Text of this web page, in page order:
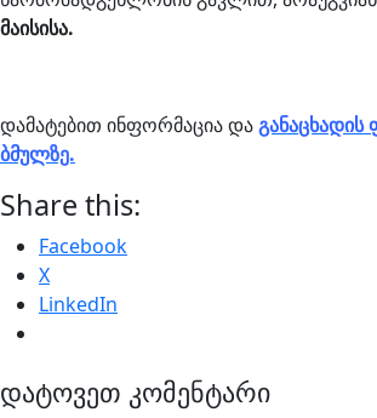
მაისისა.
დამატებით ინფორმაცია და
ბმულზე.
Share this:
Facebook
X
LinkedIn
დატოვეთ კომენტარი